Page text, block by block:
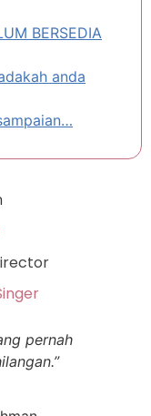
BERSEDIA
anda
pernah